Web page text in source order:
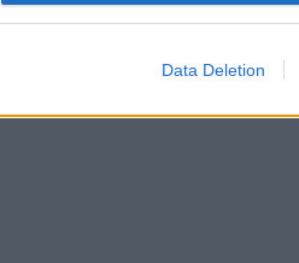
Data Deletion